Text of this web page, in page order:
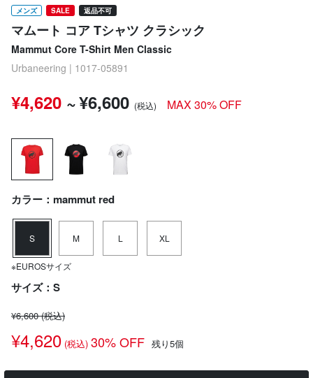
メンズ SALE 返品不可
マムート コア Tシャツ クラシック
Mammut Core T-Shirt Men Classic
Urbaneering | 1017-05891
¥4,620 ~¥6,600 (税込) MAX 30% OFF
カラー：mammut red
S M L XL
※EUROSサイズ
サイズ：S
¥6,600(税込)
¥4,620 (税込) 30% OFF 残り5個